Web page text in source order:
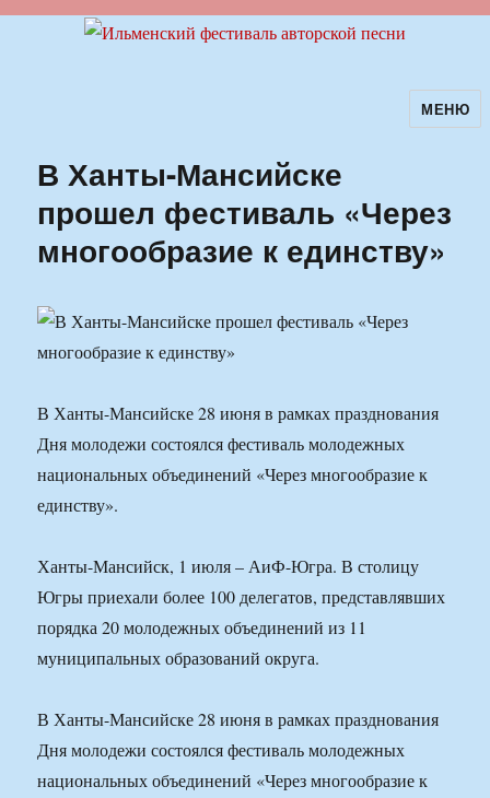
Ильменский фестиваль авторскойМЕНЮ
В Ханты-Мансийске
прошел фестиваль «Через
многообразие к единству»
В Ханты-Мансийске 28 июня в рамках празднования
Дня молодежи состоялся фестиваль молодежных
национальных объединений «Через многообразие к
единству».
Ханты-Мансийск, 1 июля – АиФ-Югра. В столицу
Югры приехали более 100 делегатов, представлявших
порядка 20 молодежных объединений из 11
муниципальных образований округа.
В Ханты-Мансийске 28 июня в рамках празднования
Дня молодежи состоялся фестиваль молодежных
национальных объединений «Через многообразие к